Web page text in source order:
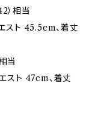
）相当
スト 45.5cm、着丈
当
スト 47cm、着丈